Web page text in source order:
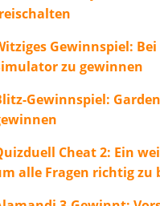
Gewinnspiel: Bei
zu gewinnen
Gewinnspiel:
Cheat 2: Ein
alle Fragen richtig zu